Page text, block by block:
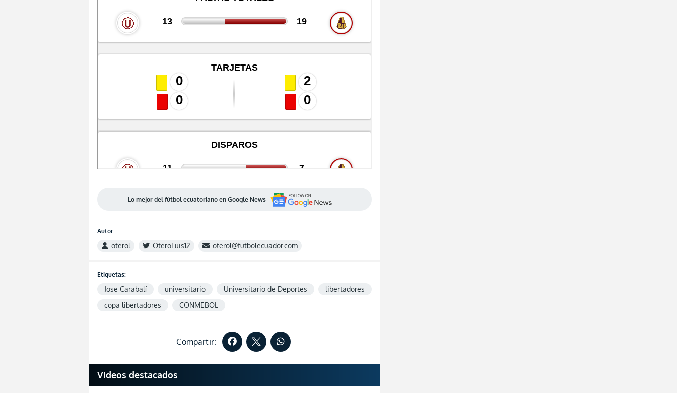
Lo mejor del fútbol ecuatoriano en Google News
Autor:
oterol OteroLuis12 oterol@futbolecuador.com
Etiquetas:
Jose Carabalí universitario Universitario de Deportes
libertadores
copa libertadores
CONMEBOL
Compartir:
Videos destacados